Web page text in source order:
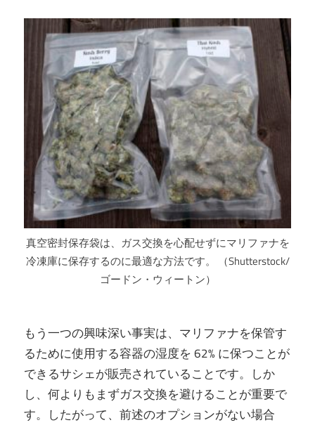
真空密封保存袋は、ガス交換を心配せずにマリファナを
冷凍庫に保存するのに最適な方法です。 （Shutterstock/
ゴードン・ウィートン）
もう一つの興味深い事実は、マリファナを保管す
るために使用する容器の湿度を 62% に保つことが
できるサシェが販売されていることです。しか
し、何よりもまずガス交換を避けることが重要で
す。したがって、前述のオプションがない場合